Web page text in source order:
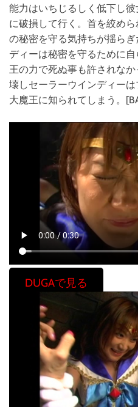
能力はいちじるしく低下し
に破損して行く。首を絞め
の秘密を守る気持ちが揺ら
ディーは秘密を守るために
王の力で死ぬ事も許されな
壊しセーラーウインディー
大魔王に知られてしまう。
DUGAで見る